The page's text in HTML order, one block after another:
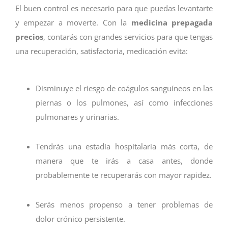
El buen control es necesario para que puedas levantarte
y empezar a moverte. Con la medicina prepagada
precios, contarás con grandes servicios para que tengas
una recuperación, satisfactoria, medicación evita:
Disminuye el riesgo de coágulos sanguíneos en las
piernas o los pulmones, así como infecciones
pulmonares y urinarias.
Tendrás una estadía hospitalaria más corta, de
manera que te irás a casa antes, donde
probablemente te recuperarás con mayor rapidez.
Serás menos propenso a tener problemas de
dolor crónico persistente.